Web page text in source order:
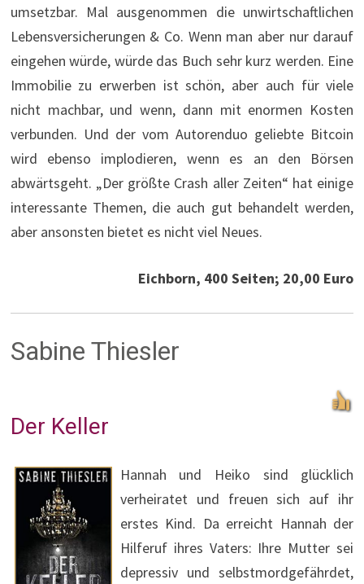
umsetzbar. Mal ausgenommen die unwirtschaftlichen
Lebensversicherungen & Co. Wenn man aber nur darauf
eingehen würde, würde das Buch sehr kurz werden. Eine
Immobilie zu erwerben ist schön, aber auch für viele
nicht machbar, und wenn, dann mit enormen Kosten
verbunden. Und der vom Autorenduo geliebte Bitcoin
wird ebenso implodieren, wenn es an den Börsen
abwärtsgeht. „Der größte Crash aller Zeiten“ hat einige
interessante Themen, die auch gut behandelt werden,
aber ansonsten bietet es nicht viel Neues.
Eichborn, 400 Seiten; 20,00 Euro
Sabine Thiesler
Der Keller
Hannah und Heiko sind glücklich
verheiratet und freuen sich auf ihr
erstes Kind. Da erreicht Hannah der
Hilferuf ihres Vaters: Ihre Mutter sei
depressiv und selbstmordgefährdet,